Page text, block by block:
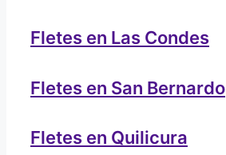
Fletes en Las Condes
Fletes en San Bernardo
Fletes en Quilicura